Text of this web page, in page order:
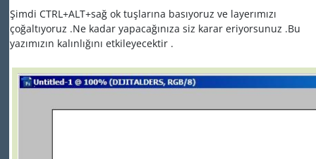
Şimdi CTRL+ALT+sağ ok tuşlarına basıyoruz ve layerımızı
çoğaltıyoruz .Ne kadar yapacağınıza siz karar eriyorsunuz .Bu
yazımızın kalınlığını etkileyecektir .